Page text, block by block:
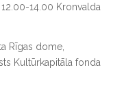
14.00 Kronvalda
Rīgas dome,
Kultūrkapitāla fonda